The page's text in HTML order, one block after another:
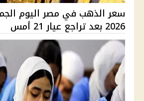
2026 بعد تراجع عيار 21 أمس